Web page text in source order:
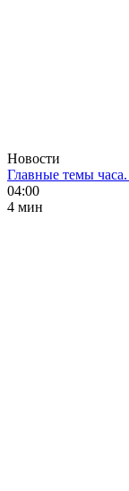
Новости
Главные темы
04:00
4 мин